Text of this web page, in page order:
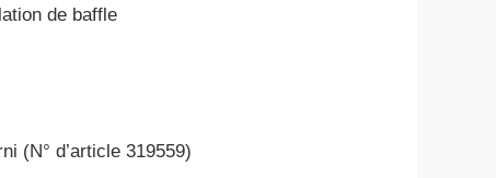
de baffle
(N° d’article 319559)